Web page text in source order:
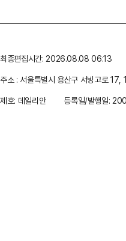
최종편집시간: 2026.08.08 06:13
주소 : 서울특별시 용산구 서빙고로
제호: 데일리안
등록일/발행일: